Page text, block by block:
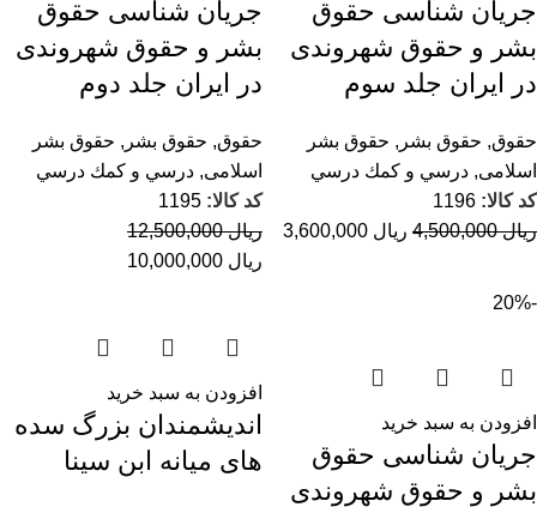
جریان شناسی حقوق
بشر و حقوق شهروندی
در ایران جلد سوم
حقوق, حقوق بشر , حقوق بشر
اسلامی, درسي و كمك درسي
کد کالا: 1196
ریال4,500,000 ریال
جریان شناسی حقوق
بشر و حقوق شهروندی
در ایران جلد دوم
حقوق, حقوق بشر , حقوق بشر
اسلامی, درسي و كمك درسي
کد کالا: 1195
ریال12,500,000
ریال
-20%
افزودن به سبد خرید
جریان شناسی حقوق
بشر و حقوق شهروندی
افزودن به سبد خرید
اندیشمندان بزرگ سده
های میانه ابن سینا